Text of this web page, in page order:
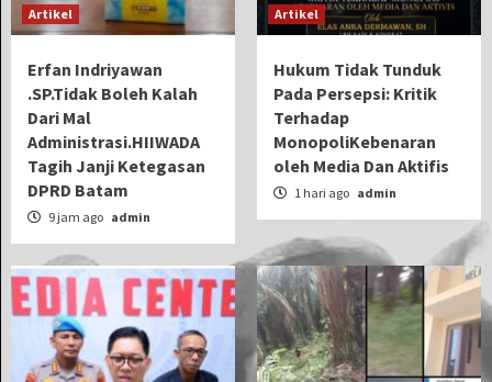
Artikel
Erfan Indriyawan
.SP.Tidak Boleh Kalah
Dari Mal
Administrasi.HIIWADA
Tagih Janji Ketegasan
DPRD Batam
9 jam ago admin
Artikel
Hukum Tidak Tunduk
Pada Persepsi: Kritik
Terhadap
MonopoliKebenaran
oleh Media Dan Aktifis
1 hari ago admin